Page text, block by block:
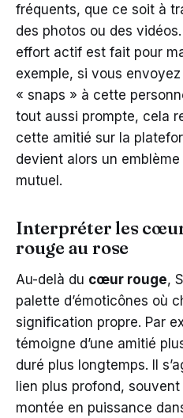
fréquents, que ce soit à
des photos ou des
effort actif est fait pour
exemple, si vous
« snaps » à cette
tout aussi prompte, cela
cette amitié sur la
devient alors un
mutuel.
Interpréter les
rouge au rose
Au-delà du cœur rouge,
palette d’émoticônes où
signification propre. Par
témoigne d’une amitié
duré plus longtemps. Il
lien plus profond,
montée en puissance